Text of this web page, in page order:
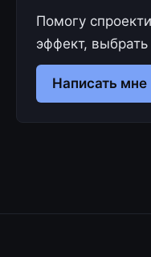
Помогу
эффект, выбрать
Написать мне